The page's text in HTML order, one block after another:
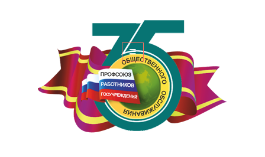
Чеченская Республиканская
организация общероссийского
профсоюза работников
госучреждений и общественного
обслуживания РФ